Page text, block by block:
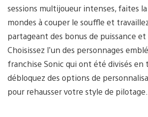
sessions multijoueur intenses, faites la
mondes à couper le souffle et
partageant des bonus de puissance et
Choisissez l’un des personnages
franchise Sonic qui ont été divisés en
débloquez des options de
pour rehausser votre style de pilotage.